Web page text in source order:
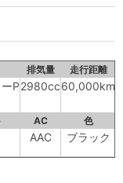
排気量 走行距離
P2980cc60,000km
AC 色
AAC ブラック